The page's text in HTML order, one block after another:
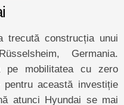
trecută construcția unui
Germania.
pe mobilitatea cu zero
această investiție
atunci Hyundai se mai